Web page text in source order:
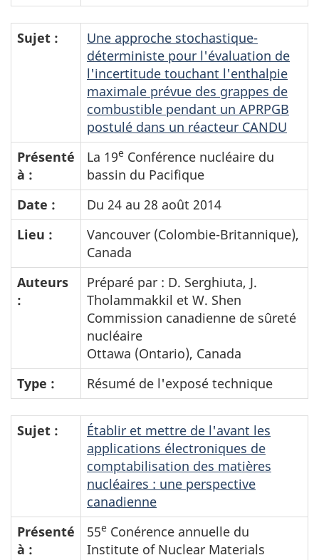
Sujet :
Une approche stochastique-
déterministe pour l'évaluation de
l'incertitude touchant l'enthalpie
maximale prévue des grappes de
combustible pendant un APRPGB
postulé dans un réacteur CANDU
Présenté
à :
La 19e Conférence nucléaire du
bassin du Pacifique
Date :
Du 24 au 28 août 2014
Lieu :
Vancouver (Colombie-Britannique),
Canada
Auteurs
:
Préparé par : D. Serghiuta, J.
Tholammakkil et W. Shen
Commission canadienne de sûreté
nucléaire
Ottawa (Ontario), Canada
Type :
Résumé de l'exposé technique
Sujet :
Établir et mettre de l'avant les
applications électroniques de
comptabilisation des matières
nucléaires : une perspective
canadienne
Présenté
à :
55e Conérence annuelle du
Institute of Nuclear Materials